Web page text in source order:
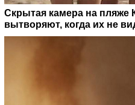
Скрытая камера на
вытворяют, когда их не